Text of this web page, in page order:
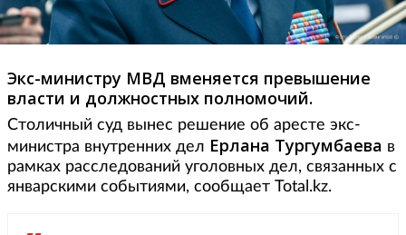
Экс-министру МВД вменяется превышение
власти и должностных полномочий.
Столичный суд вынес решение об аресте экс-
министра внутренних дел Ерлана Тургумбаева в
рамках расследований уголовных дел, связанных с
январскими событиями, сообщает Total.kz.